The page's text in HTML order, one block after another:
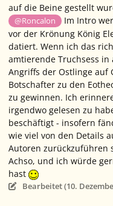
auf die Beine gestellt
@Roncalon
Im Intro
vor der Krönung König
datiert. Wenn ich das
amtierende Truchsess in
Angriffs der Ostlinge auf
Botschafter zu den
zu gewinnen. Ich
irgendwo gelesen zu
beschäftigt - insofern
wie viel von den Details
Autoren zurückzuführen
Achso, und ich würde
hast
Bearbeitet (10.